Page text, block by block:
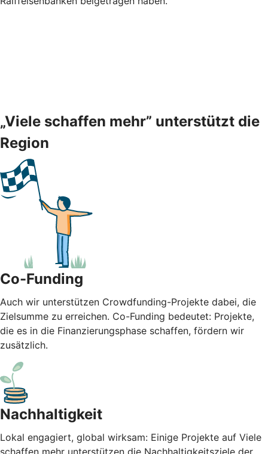
„Viele schaffen mehr” unterstützt die
Region
Co-Funding
Auch wir unterstützen Crowdfunding-Projekte dabei, die
Zielsumme zu erreichen. Co-Funding bedeutet: Projekte,
die es in die Finanzierungsphase schaffen, fördern wir
zusätzlich.
Nachhaltigkeit
Lokal engagiert, global wirksam: Einige Projekte auf Viele
schaffen mehr unterstützen die Nachhaltigkeitsziele der